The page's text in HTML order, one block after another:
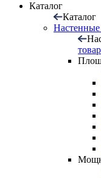
Каталог
Каталог